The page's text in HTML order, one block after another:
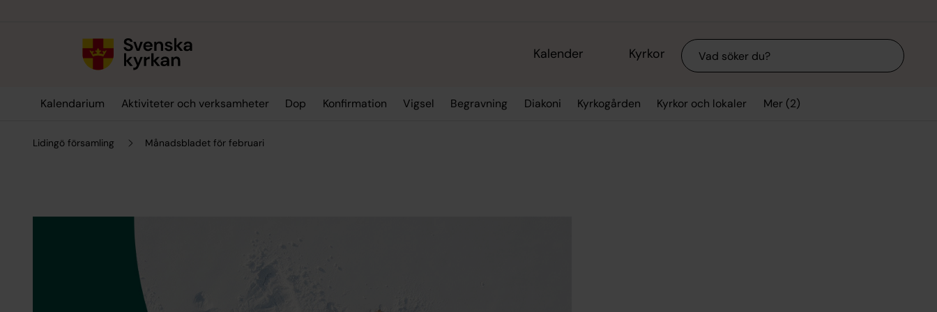
Kalender Kyrkor Sök
Kalendarium Aktiviteter och verksamheter Dop Konfirmation Vigsel Begravning Diakoni Kyrkogården Kyrkor och lokaler Mer (2)
Lidingö församling Månadsbladet för februari